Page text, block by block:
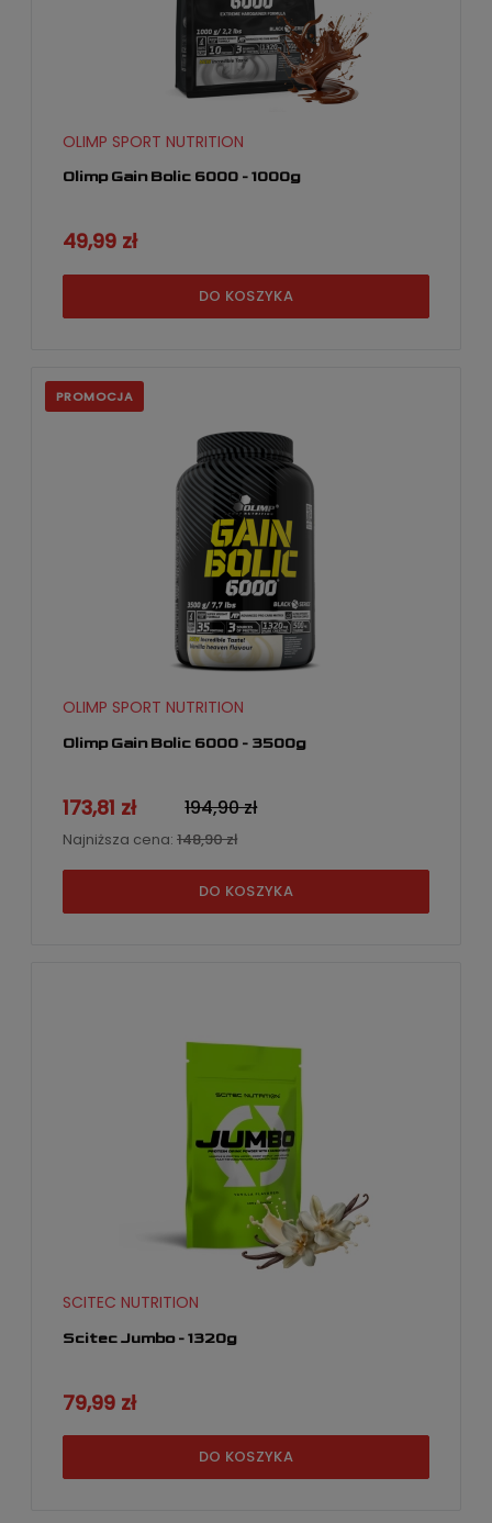
Olimp Gain Bolic 6000 - 1000g
OLIMP SPORT NUTRITION
49,99 zł
DO KOSZYKA
Olimp Gain Bolic 6000 - 3500g
OLIMP SPORT NUTRITION
173,81 zł 194,90 zł
Najniższa cena: 148,90 zł
DO KOSZYKA
PROMOCJA
Scitec Jumbo - 1320g
SCITEC NUTRITION
79,99 zł
DO KOSZYKA